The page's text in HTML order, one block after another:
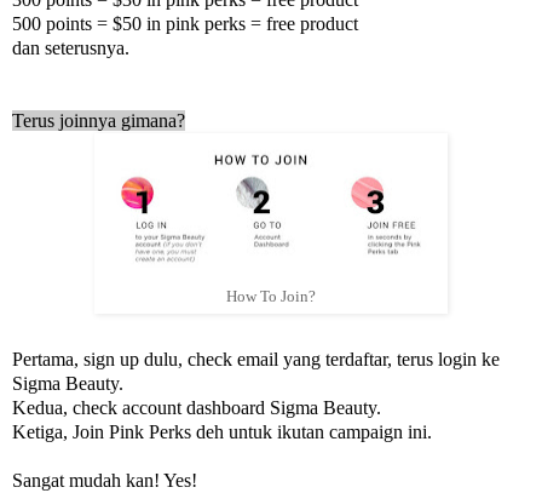
500 points = $50 in pink perks = free product
dan seterusnya.
Terus joinnya gimana?
How To Join?
Pertama, sign up dulu, check email yang terdaftar, terus login ke
Sigma Beauty.
Kedua, check account dashboard Sigma Beauty.
Ketiga, Join Pink Perks deh untuk ikutan campaign ini.
Sangat mudah kan! Yes!